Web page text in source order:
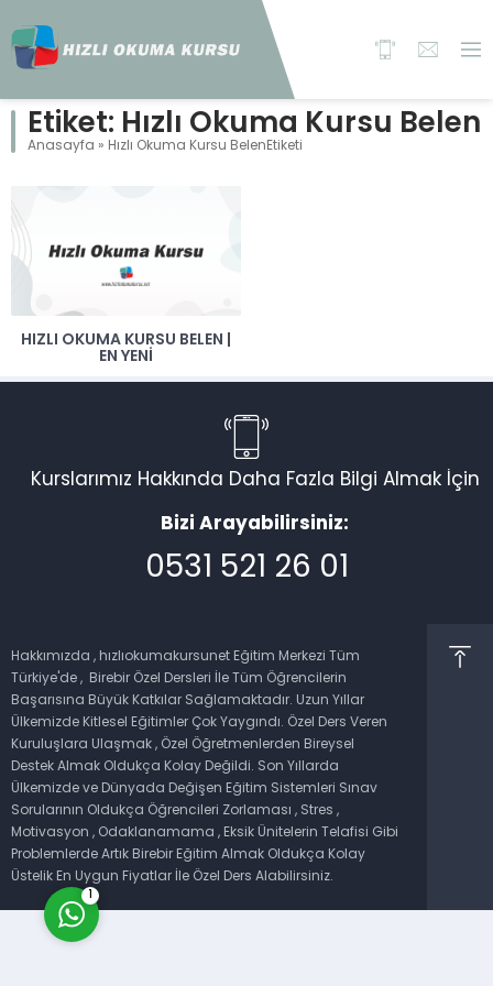
Etiket: Hızlı Okuma Kursu Belen
Anasayfa » Hızlı Okuma Kursu BelenEtiketi
HIZLI OKUMA KURSU BELEN |
EN YENI
Kurslarımız Hakkında Daha Fazla Bilgi Almak İçin
Bizi Arayabilirsiniz:
0531 521 26 01
Hakkımızda , hızlıokumakursunet Eğitim Merkezi Tüm
Türkiye'de , Birebir Özel Dersleri İle Tüm Öğrencilerin
Başarısına Büyük Katkılar Sağlamaktadır. Uzun Yıllar
Ülkemizde Kitlesel Eğitimler Çok Yaygındı. Özel Ders Veren
Kuruluşlara Ulaşmak , Özel Öğretmenlerden Bireysel
Destek Almak Oldukça Kolay Değildi. Son Yıllarda
Ülkemizde ve Dünyada Değişen Eğitim Sistemleri Sınav
Sorularının Oldukça Öğrencileri Zorlaması , Stres ,
Motivasyon , Odaklanamama , Eksik Ünitelerin Telafisi Gibi
Problemlerde Artık Birebir Eğitim Almak Oldukça Kolay
Üstelik En Uygun Fiyatlar İle Özel Ders Alabilirsiniz.
Müşteri Temsilcisi
Cevap Yaz